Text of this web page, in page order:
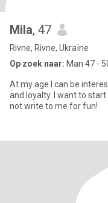
Mila, 47
Rivne, Rivne, Ukraïne
Op zoek naar: Man 47 -
At my age I can be
and loyalty. I want to start a
not write to me for fun!